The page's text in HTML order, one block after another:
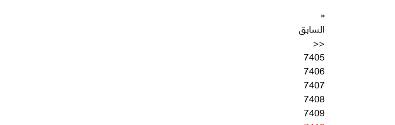
«
السابق
<<
7405
7406
7407
7408
7409